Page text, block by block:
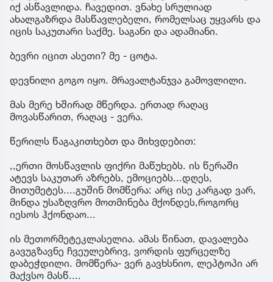
იქ ასწავლიდა. ჩავედით. ვნახე სრულიად
ახალგაზრდა მასწავლებელი, რომელსაც უყვარს და
იცის საკუთარი საქმე. საგანი და ადამიანი.
ბევრი იცით ასეთი? მე - ცოტა.
დევნილი გოგო იყო. მრავალტანჯვა გამოვლილი.
მას მერე ხშირად მწერდა. ერთად რაღაც
მოვასწარით, რაღაც - ვერა.
წერილს წაგაკითხებთ და მიხვდებით:
,,ერთი მოსწავლის ფიქრი მაწუხებს. ის წერაში
ატევს საკუთარ აზრებს, ემოციებს...დღეს,
მითუმეტეს....გუშინ მომწერა: არც ისე კარგად ვარ,
მინდა უსაზღვრო მოთმინება მქონდეს,როგორც
იესოს ჰქონდაო...
ის მეთორმეტეკლასელია. ამას წინათ, დავალება
გავუგზავნე ჩვეულებრივ, ვორდის ფურცელზე
დაბეჭდილი. მომწერა- ვერ გავხსნიო, ლეპტოპი არ
მაქვსო მასწ....